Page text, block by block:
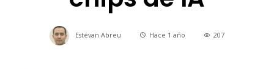
Estévan Abreu Hace 1 año 207